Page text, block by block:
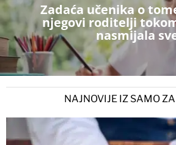
Zadaća učenika o
njegovi roditelji
nasmijala
NAJNOVIJE IZ SAMO